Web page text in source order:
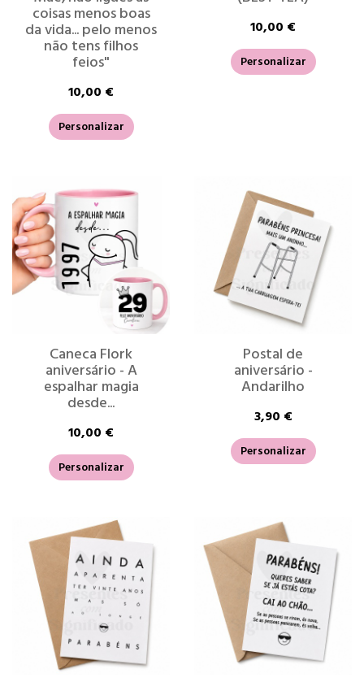
coisas menos boas
da vida... pelo menos
não tens filhos
feios"
10,00 €
Personalizar
10,00 €
Personalizar
Caneca Flork
aniversário - A
espalhar magia
desde...
10,00 €
Personalizar
Postal de
aniversário -
Andarilho
3,90 €
Personalizar